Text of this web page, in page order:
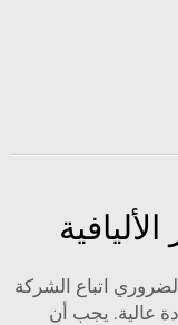
اتباع الشركة
عالية. يجب أن